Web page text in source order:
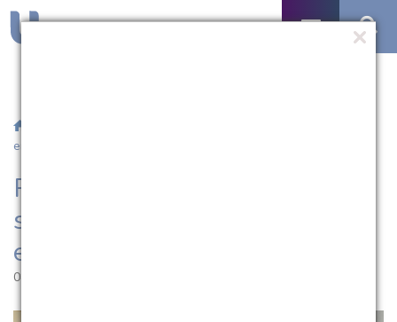
em edital do Estado
Projeto da UCPel recebe
subsídio de R$1 milhão em
edital do Estado
08.12.2023 | 11:26